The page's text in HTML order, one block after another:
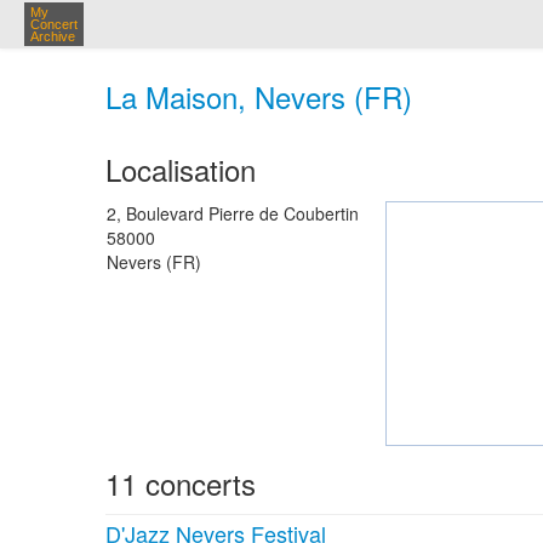
My
Concert
Archive
La Maison, Nevers (FR)
Localisation
2, Boulevard Pierre de Coubertin
58000
Nevers (FR)
11 concerts
D'Jazz Nevers Festival